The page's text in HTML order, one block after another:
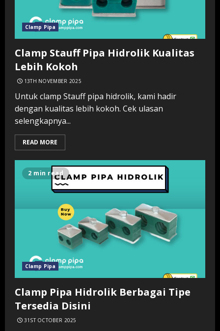
Clamp Pipa
Clamp Stauff Pipa Hidrolik Kualitas
Lebih Kokoh
13TH NOVEMBER 2025
Untuk clamp Stauff pipa hidrolik, kami hadir
dengan kualitas lebih kokoh. Cek ulasan
selengkapnya...
READ MORE
2 min read
Clamp Pipa
Clamp Pipa Hidrolik Berbagai Tipe
Tersedia Disini
31ST OCTOBER 2025